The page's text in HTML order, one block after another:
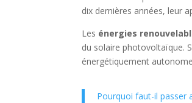
dix dernières années, leur
Les énergies
du solaire photovoltaïque.
énergétiquement
Pourquoi faut-il passer